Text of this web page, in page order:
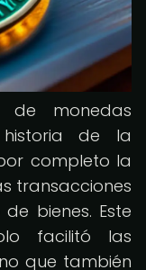
de monedas
de la
completo la
transacciones
bienes. Este
facilitó las
que también